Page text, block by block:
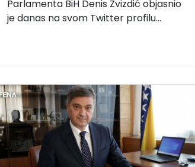
Parlamenta BiH Denis Zvizdić objasnio
je danas na svom Twitter profilu...